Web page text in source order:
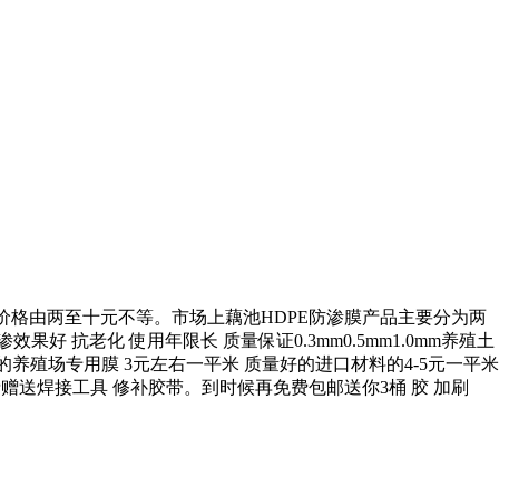
格由两至十元不等。市场上藕池HDPE防渗膜产品主要分为两
果好 抗老化 使用年限长 质量保证0.3mm0.5mm1.0mm养殖土
殖场专用膜 3元左右一平米 质量好的进口材料的4-5元一平米
送焊接工具 修补胶带。到时候再免费包邮送你3桶 胶 加刷